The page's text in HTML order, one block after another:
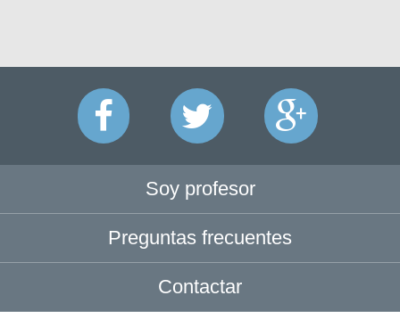
Soy profesor
Preguntas frecuentes
Contactar